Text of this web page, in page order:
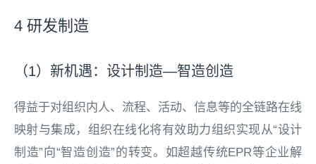
4 研发制造
（1）新机遇：设计制造—智造创造
得益于对组织内人、流程、活动、信息等的全链路在线
映射与集成，组织在线化将有效助力组织实现从“设计
制造”向“智造创造”的转变。如超越传统EPR等企业解